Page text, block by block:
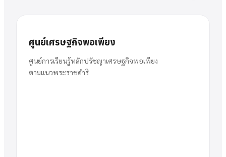
พวงเงิน
ผู้อำนวยการ
ศูนย์เศรษฐกิจพอเพียง
ศูนย์การเรียนรู้หลักปรัชญาเศรษฐกิจพอเพียง
ตามแนวพระราชดำริ